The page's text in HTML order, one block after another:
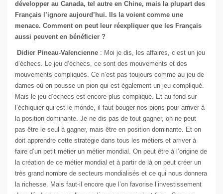
développer au Canada, tel autre en Chine, mais la plupart des
Français l’ignore aujourd’hui. Ils la voient comme une
menace. Comment on peut leur réexpliquer que les Français
aussi peuvent en bénéficier ?
Didier Pineau-Valencienne : Moi je dis, les affaires, c’est un jeu
d’échecs. Le jeu d’échecs, ce sont des mouvements et des
mouvements compliqués. Ce n’est pas toujours comme au jeu de
dames où on pousse un pion qui est également un jeu compliqué.
Mais le jeu d’échecs est encore plus compliqué. Et au fond sur
l’échiquier qui est le monde, il faut bouger nos pions pour arriver à
la position dominante. Je ne dis pas de tout gagner, on ne peut
pas être le seul à gagner, mais être en position dominante. Et on
doit apprendre cette stratégie dans tous les métiers et arriver à
faire d’un petit métier un métier mondial. On peut être à l’origine de
la création de ce métier mondial et à partir de là on peut créer un
très grand nombre de secteurs mondialisés et ce qui nous donnera
la richesse. Mais faut-il encore que l’on favorise l’investissement